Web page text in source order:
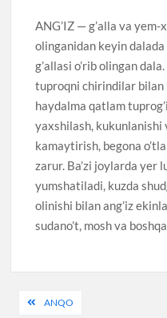
ANG’IZ — g’alla va
olinganidan keyin dalada
g’allasi o’rib olingan
tuproqni chirindilar bilan
haydalma qatlam
yaxshilash, kukunlanishi
kamaytirish, begona
zarur. Ba’zi joylarda yer
yumshatiladi, kuzda
olinishi bilan ang’iz
sudano’t, mosh va
PostANQO